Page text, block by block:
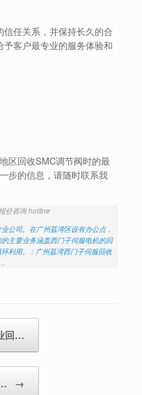
任关系，并保持长久的合
客户最专业的服务体验和
区回收SMC调节阀时的最
步的信息，请随时联系我
价咨询 hotline
公司。在广州荔湾区设有办公点，
主要业务涵盖西门子伺服电机的回
利用。 : 广州荔湾西门子伺服回收
回…
→